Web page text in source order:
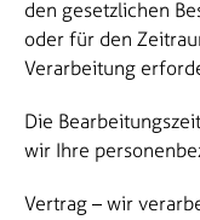
den gesetzlichen
oder für den
Verarbeitung
Die
wir Ihre
Vertrag – wir